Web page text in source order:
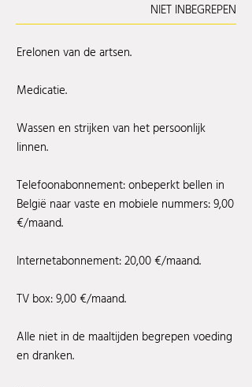
NIET INBEGREPEN
Erelonen van de artsen.
Medicatie.
Wassen en strijken van het persoonlijk
linnen.
Telefoonabonnement: onbeperkt bellen in
België naar vaste en mobiele nummers: 9,00
€/maand.
Internetabonnement: 20,00 €/maand.
TV box: 9,00 €/maand.
Alle niet in de maaltijden begrepen voeding
en dranken.